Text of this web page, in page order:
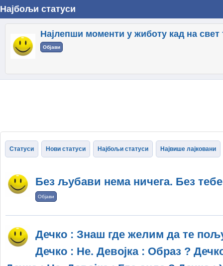
Најбољи статуси
Најлепши моменти у жиботу кад на
Објави
Статуси Нови статуси Најбољи статуси Највише лајковани
Без љубави нема ничега. Без
Објави
Дечко : Знаш где желим да те
Дечко : Не. Девојка : Образ ?